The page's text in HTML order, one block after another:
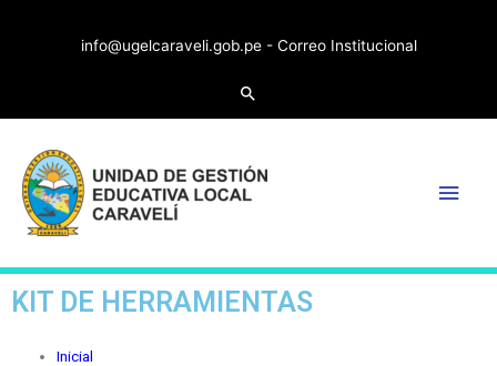
info@ugelcaraveli.gob.pe - Correo Institucional
KIT DE HERRAMIENTAS
Inicial